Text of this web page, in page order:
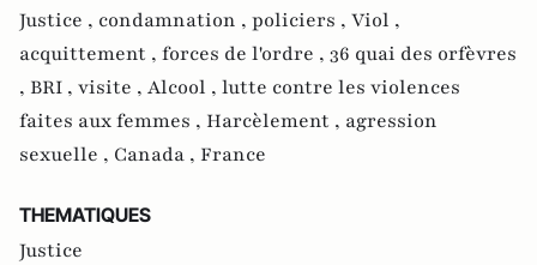
Justice , condamnation , policiers , Viol ,
acquittement , forces de l'ordre , 36 quai des orfèvres
, BRI , visite , Alcool , lutte contre les violences
faites aux femmes , Harcèlement , agression
sexuelle , Canada , France
THEMATIQUES
Justice